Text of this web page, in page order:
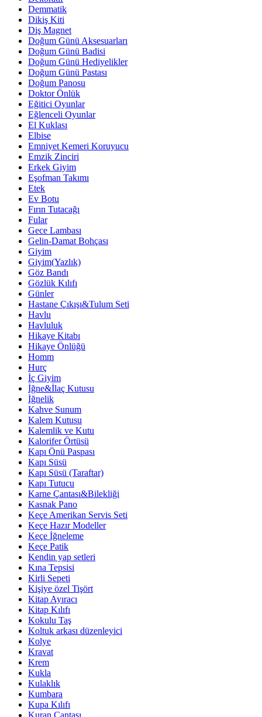
Demmatik
Dikiş Kiti
Diş Magnet
Doğum Günü Aksesuarları
Doğum Günü Badisi
Doğum Günü Hediyelikler
Doğum Günü Pastası
Doğum Panosu
Doktor Önlük
Eğitici Oyunlar
Eğlenceli Oyunlar
El Kuklası
Elbise
Emniyet Kemeri Koruyucu
Emzik Zinciri
Erkek Giyim
Eşofman Takımı
Etek
Ev Botu
Fırın Tutacağı
Fular
Gece Lambası
Gelin-Damat Bohçası
Giyim
Giyim(Yazlık)
Göz Bandı
Gözlük Kılıfı
Günler
Hastane Çıkışı&Tulum Seti
Havlu
Havluluk
Hikaye Kitabı
Hikaye Önlüğü
Homm
Hurç
İç Giyim
İğne&İlaç Kutusu
İğnelik
Kahve Sunum
Kalem Kutusu
Kalemlik ve Kutu
Kalorifer Örtüsü
Kapı Önü Paspası
Kapı Süsü
Kapı Süsü (Taraftar)
Kapı Tutucu
Karne Çantası&Bilekliği
Kasnak Pano
Keçe Amerikan Servis Seti
Keçe Hazır Modeller
Keçe İğneleme
Keçe Patik
Kendin yap setleri
Kına Tepsisi
Kirli Sepeti
Kişiye özel Tişört
Kitap Ayıracı
Kitap Kılıfı
Kokulu Taş
Koltuk arkası düzenleyici
Kolye
Kravat
Krem
Kukla
Kulaklık
Kumbara
Kupa Kılıfı
Kuran Çantası